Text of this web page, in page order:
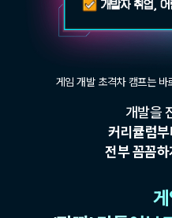
게임 개발 초격차 캠프는
개발을
커리큘럼부
전부 꼼꼼